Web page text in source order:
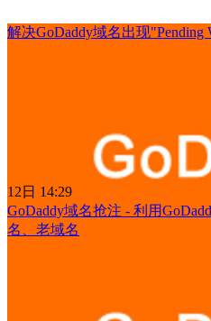
解决GoDaddy域名出现"Pending
12日 14:29
GoDaddy域名抢注 - 利用
名、老域名